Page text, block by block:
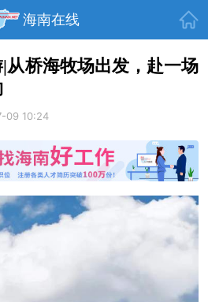
海南在线
房产
活动
从桥海牧场出发，赴一场
09 10:24